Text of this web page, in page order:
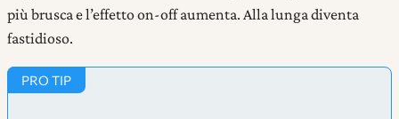
più brusca e l’effetto on-off aumenta. Alla lunga diventa
fastidioso.